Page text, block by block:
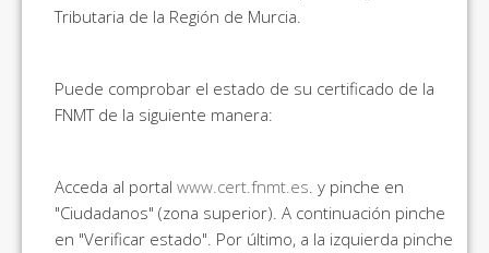
Tributaria de la Región de Murcia.
Puede comprobar el estado de su certificado de la
FNMT de la siguiente manera:
Acceda al portal www.cert.fnmt.es. y pinche en
"Ciudadanos" (zona superior). A continuación pinche
en "Verificar estado". Por último, a la izquierda pinche